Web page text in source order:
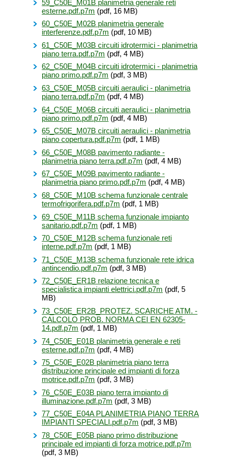
59_C50E_M01B planimetria generale reti
esterne.pdf.p7m (pdf, 16 MB)
60_C50E_M02B planimetria generale
interferenze.pdf.p7m (pdf, 10 MB)
61_C50E_M03B circuiti idrotermici - planimetria
piano terra.pdf.p7m (pdf, 4 MB)
62_C50E_M04B circuiti idrotermici - planimetria
piano primo.pdf.p7m (pdf, 3 MB)
63_C50E_M05B circuiti aeraulici - planimetria
piano terra.pdf.p7m (pdf, 4 MB)
64_C50E_M06B circuiti aeraulici - planimetria
piano primo.pdf.p7m (pdf, 4 MB)
65_C50E_M07B circuiti aeraulici - planimetria
piano copertura.pdf.p7m (pdf, 1 MB)
66_C50E_M08B pavimento radiante -
planimetria piano terra.pdf.p7m (pdf, 4 MB)
67_C50E_M09B pavimento radiante -
planimetria piano primo.pdf.p7m (pdf, 4 MB)
68_C50E_M10B schema funzionale centrale
termofrigorifera.pdf.p7m (pdf, 1 MB)
69_C50E_M11B schema funzionale impianto
sanitario.pdf.p7m (pdf, 1 MB)
70_C50E_M12B schema funzionale reti
interne.pdf.p7m (pdf, 1 MB)
71_C50E_M13B schema funzionale rete idrica
antincendio.pdf.p7m (pdf, 3 MB)
72_C50E_ER1B relazione tecnica e
specialistica impianti elettrici.pdf.p7m (pdf, 5
MB)
73_C50E_ER2B_PROTEZ. SCARICHE ATM. -
CALCOLO PROB. NORMA CEI EN 62305-
14.pdf.p7m (pdf, 1 MB)
74_C50E_E01B planimetria generale e reti
esterne.pdf.p7m (pdf, 4 MB)
75_C50E_E02B planimetria piano terra
distribuzione principale ed impianti di forza
motrice.pdf.p7m (pdf, 3 MB)
76_C50E_E03B piano terra impianto di
illuminazione.pdf.p7m (pdf, 3 MB)
77_C50E_E04A PLANIMETRIA PIANO TERRA
IMPIANTI SPECIALI.pdf.p7m (pdf, 3 MB)
78_C50E_E05B piano primo distribuzione
principale ed impianti di forza motrice.pdf.p7m
(pdf, 3 MB)